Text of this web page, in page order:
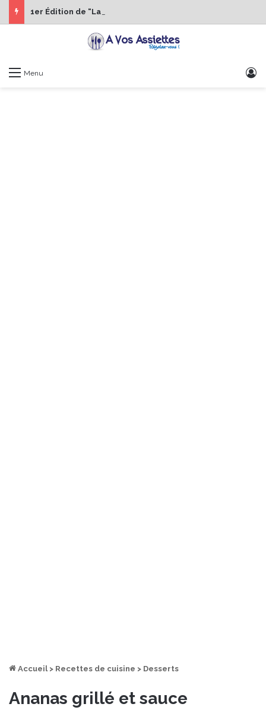
Menu
Accueil > Recettes de cuisine > Desserts
Ananas grillé et sauce